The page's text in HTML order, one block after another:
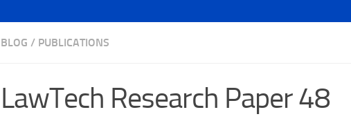
BLOG / PUBLICATIONS
LawTech Research Paper 48